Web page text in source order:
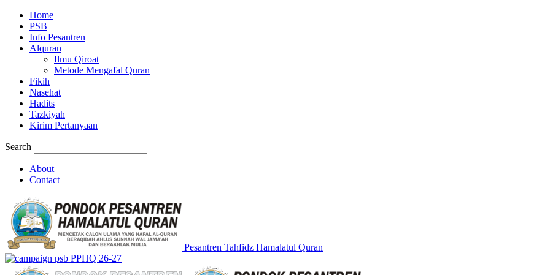
Home
PSB
Info Pesantren
Alquran
Ilmu Qiroat
Metode Mengafal Quran
Fikih
Nasehat
Hadits
Tazkiyah
Kirim Pertanyaan
Search
About
Contact
Pesantren Tahfidz Hamalatul Quran